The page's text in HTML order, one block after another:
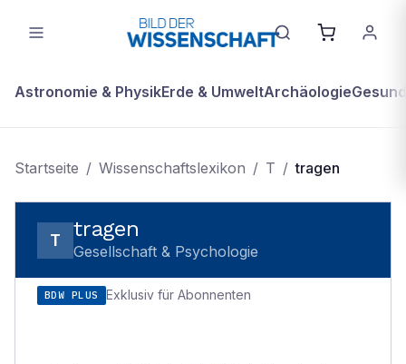
Astronomie & PhysikErde & UmweltArchäologie
Startseite / Wissenschaftslexikon / T / tragen
T tragen
Gesellschaft & Psychologie
BDW PLUS Exklusiv für Abonnenten